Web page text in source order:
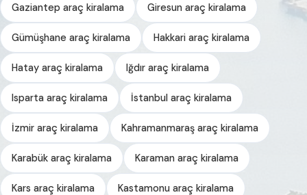
Gaziantep araç kiralama Giresun araç kiralama
Gümüşhane araç kiralama Hakkari araç kiralama
Hatay araç kiralama Iğdır araç kiralama
Isparta araç kiralama İstanbul araç kiralama
İzmir araç kiralama Kahramanmaraş araç kiralama
Karabük araç kiralama Karaman araç kiralama
Kars araç kiralama Kastamonu araç kiralama